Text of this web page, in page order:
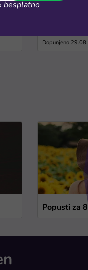
Dopunjeno
Popusti za
besplatno